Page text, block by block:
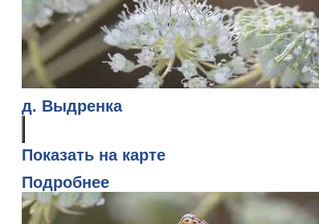
д. Выдренка
Показать на карте
Подробнее